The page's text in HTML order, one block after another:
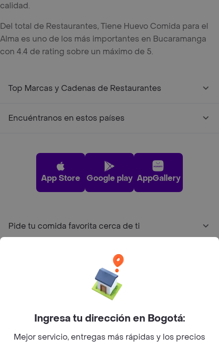
calidad.
Del total de Restaurantes, Tiene Huevo Comida para el
Alma es uno de los más importantes en Bucaramanga
con 4.4 de rating sobre un máximo de 5.
Top Marcas y Cadenas de Restaurantes
Encuéntranos en estos países
App Store Google play AppGallery
Pide tu comida favorita cerca de ti
Sobre RappiIngresa tu dirección en Bogotá:
Mejor servicio, entregas más rápidas y los precios